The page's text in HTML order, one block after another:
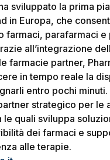
sviluppato la prima
in Europa, che
farmaci, parafarmaci e
all’integrazione
farmacie partner,
in tempo reale la
entro pochi minuti.
strategico per le
quali sviluppa
dei farmaci e
alle terapie.